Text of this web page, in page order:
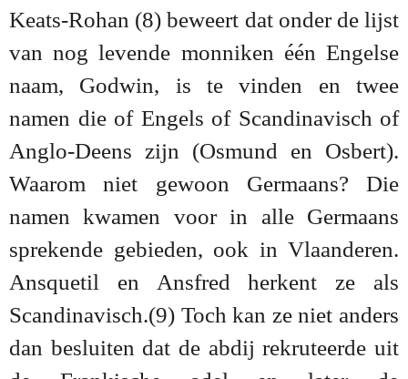
Keats-Rohan (8) beweert dat onder de lijst
van nog levende monniken één Engelse
naam, Godwin, is te vinden en twee
namen die of Engels of Scandinavisch of
Anglo-Deens zijn (Osmund en Osbert).
Waarom niet gewoon Germaans? Die
namen kwamen voor in alle Germaans
sprekende gebieden, ook in Vlaanderen.
Ansquetil en Ansfred herkent ze als
Scandinavisch.(9) Toch kan ze niet anders
dan besluiten dat de abdij rekruteerde uit